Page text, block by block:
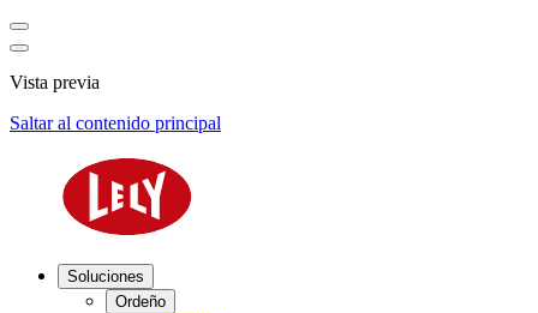
Vista previa
Saltar al contenido principal
Soluciones
Ordeño